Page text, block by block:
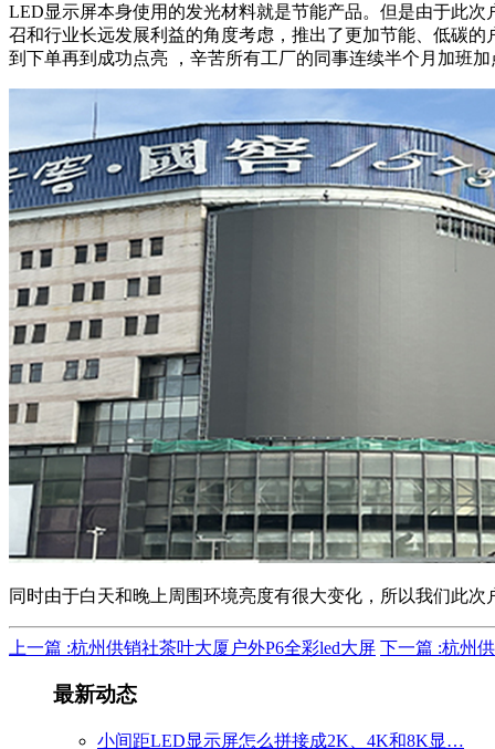
LED显示屏本身使用的发光材料就是节能产品。但是由于此
召和行业长远发展利益的角度考虑，推出了更加节能、低碳
到下单再到成功点亮 ，辛苦所有工厂的同事连续半个月加班
同时由于白天和晚上周围环境亮度有很大变化，所以我们此
上一篇 :杭州供销社茶叶大厦户外P6全彩led大屏 下一篇 :杭州
最新动态
小间距LED显示屏怎么拼接成2K、4K和8K显…